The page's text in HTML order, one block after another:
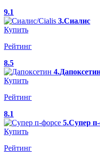
9.1
3.Сиалис
Купить
Рейтинг
8.5
Купить
Рейтинг
8.1
5.Супер
Купить
Рейтинг